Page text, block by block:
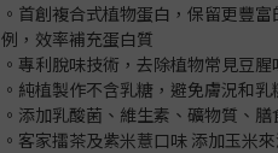
。首創複合式植物蛋白，保留更豐
例，效率補充蛋白質
。專利脫味技術，去除植物常見豆
。純植製作不含乳糖，避免膚況和
。添加乳酸菌、維生素、礦物質、
。客家擂茶及紫米薏口味 添加玉米